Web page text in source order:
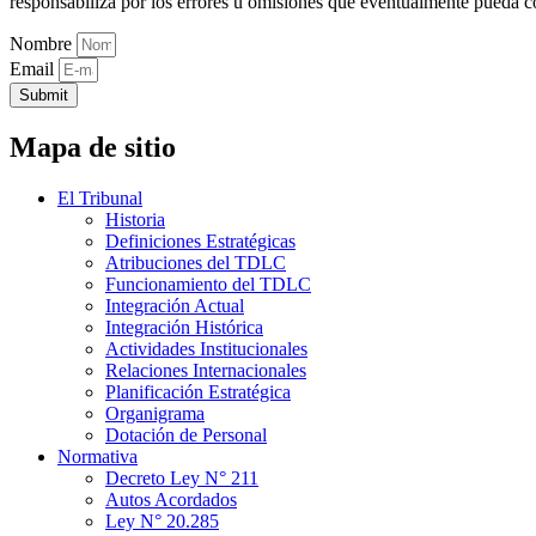
Nombre
Email
Submit
Mapa de sitio
El Tribunal
Historia
Definiciones Estratégicas
Atribuciones del TDLC
Funcionamiento del TDLC
Integración Actual
Integración Histórica
Actividades Institucionales
Relaciones Internacionales
Planificación Estratégica
Organigrama
Dotación de Personal
Normativa
Decreto Ley N° 211
Autos Acordados
Ley N° 20.285